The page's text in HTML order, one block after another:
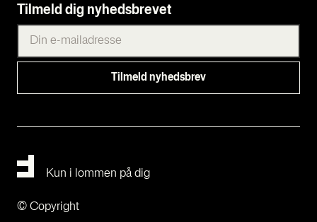
Tilmeld dig nyhedsbrevet
Kun i lommen på dig
© Copyright